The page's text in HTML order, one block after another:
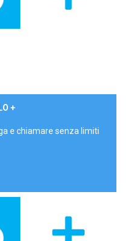
+
e chiamare senza limiti